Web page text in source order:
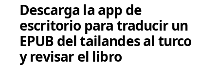
Descarga la app de
escritorio para traducir un
EPUB del tailandes al turco
y revisar el libro